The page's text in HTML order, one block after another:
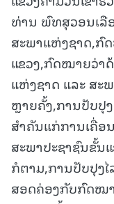
ທ່ານ ພົທສຸວອນເລື
ສະພາແຫ່ງຊາດ,ກົ
ແຂວງ,ກົດໝາຍວ່າ
ແຫ່ງຊາດ ແລະ ສະ
ຫຼາຍຄັ້ງ,ການປັບປຸ
ສຳຄັນແກ່ການເຄື່ອ
ສະພາປະຊາຊົນຂັ້ນ
ກໍຕາມ,ການປັບປຸງ
ສອດຄ່ອງກັບກົດໝ